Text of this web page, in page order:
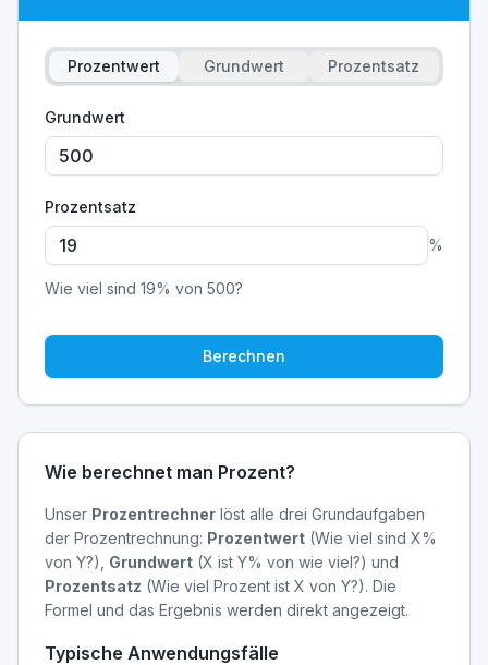
Prozentwert Grundwert Prozentsatz
Grundwert
Prozentsatz
%
Wie viel sind 19% von 500?
Berechnen
Wie berechnet man Prozent?
Unser Prozentrechner löst alle drei Grundaufgaben
der Prozentrechnung: Prozentwert (Wie viel sind X%
von Y?), Grundwert (X ist Y% von wie viel?) und
Prozentsatz (Wie viel Prozent ist X von Y?). Die
Formel und das Ergebnis werden direkt angezeigt.
Typische Anwendungsfälle